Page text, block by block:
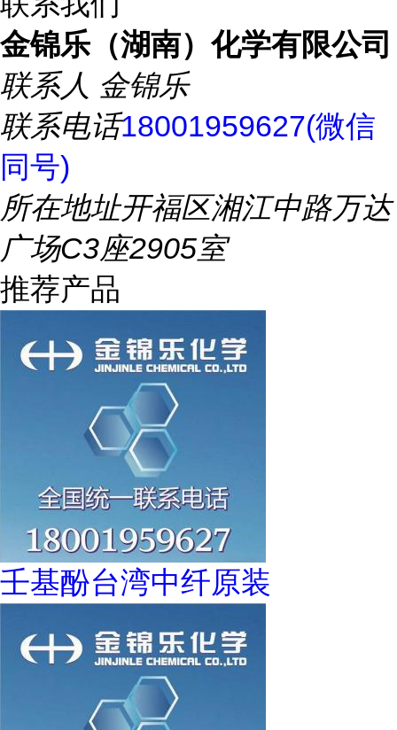
金锦乐（湖南）化学有限公司
联系人 金锦乐
联系电话18001959627(微信
同号)
所在地址开福区湘江中路万达
广场C3座2905室
推荐产品
壬基酚台湾中纤原装